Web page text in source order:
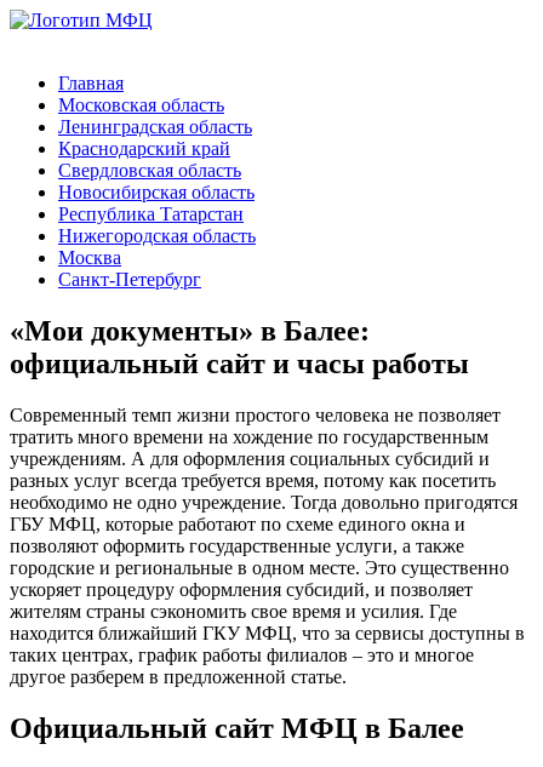
Главная
Московская область
Ленинградская область
Краснодарский край
Свердловская область
Новосибирская область
Республика Татарстан
Нижегородская область
Москва
Санкт-Петербург
«Мои документы» в Балее:
официальный сайт и часы работы
Современный темп жизни простого человека не позволяет
тратить много времени на хождение по государственным
учреждениям. А для оформления социальных субсидий и
разных услуг всегда требуется время, потому как посетить
необходимо не одно учреждение. Тогда довольно пригодятся
ГБУ МФЦ, которые работают по схеме единого окна и
позволяют оформить государственные услуги, а также
городские и региональные в одном месте. Это существенно
ускоряет процедуру оформления субсидий, и позволяет
жителям страны сэкономить свое время и усилия. Где
находится ближайший ГКУ МФЦ, что за сервисы доступны в
таких центрах, график работы филиалов – это и многое
другое разберем в предложенной статье.
Официальный сайт МФЦ в Балее